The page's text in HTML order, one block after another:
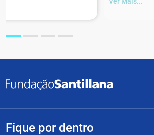
Fique por dentro